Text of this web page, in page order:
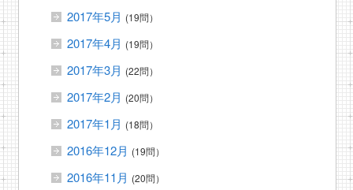
2017年5月 (19問）
2017年4月 (19問）
2017年3月 (22問）
2017年2月 (20問）
2017年1月 (18問）
2016年12月 (19問）
2016年11月 (20問）